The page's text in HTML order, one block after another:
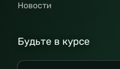
Новости
Будьте в курсе